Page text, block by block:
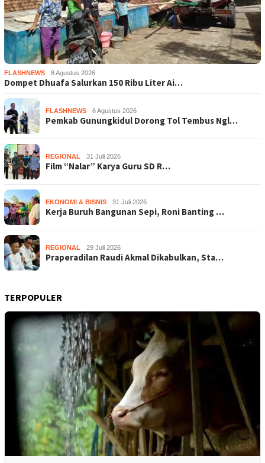
FLASHNEWS 8 Agustus 2026
Dompet Dhuafa Salurkan 150 Ribu Liter Ai…
FLASHNEWS 6 Agustus 2026
Pemkab Gunungkidul Dorong Tol Tembus Ngl…
REGIONAL 31 Juli 2026
Film “Nalar” Karya Guru SD R…
EKONOMI & BISNIS 31 Juli 2026
Kerja Buruh Bangunan Sepi, Roni Banting …
REGIONAL 29 Juli 2026
Praperadilan Raudi Akmal Dikabulkan, Sta…
TERPOPULER